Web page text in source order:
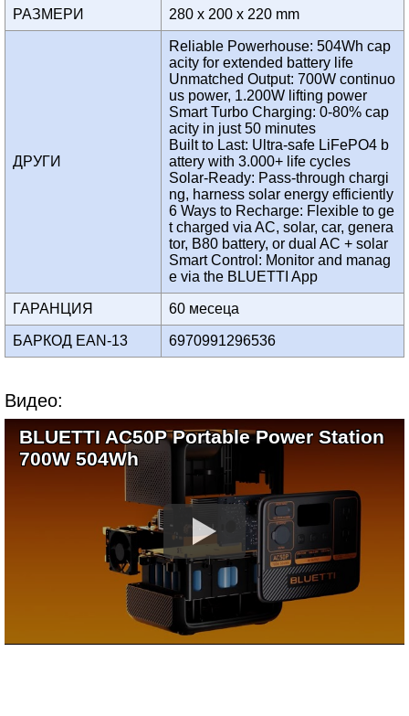
РАЗМЕРИ 280 x 200 x 220 mm
ДРУГИ
Reliable Powerhouse: 504Wh cap
acity for extended battery life
Unmatched Output: 700W continuo
us power, 1.200W lifting power
Smart Turbo Charging: 0-80% cap
acity in just 50 minutes
Built to Last: Ultra-safe LiFePO4 b
attery with 3.000+ life cycles
Solar-Ready: Pass-through chargi
ng, harness solar energy efficiently
6 Ways to Recharge: Flexible to ge
t charged via AC, solar, car, genera
tor, B80 battery, or dual AC + solar
Smart Control: Monitor and manag
e via the BLUETTI App
ГАРАНЦИЯ 60 месеца
БАРКОД EAN-13 6970991296536
Видео:
BLUETTI AC50P Portable Power Station
700W 504Wh